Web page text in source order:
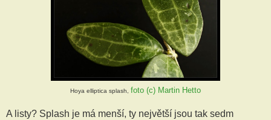
Hoya elliptica splash, foto (c) Martin Hetto
A listy? Splash je má menší, ty největší jsou tak sedm